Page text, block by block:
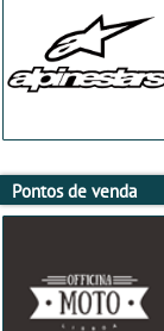
Pontos de venda